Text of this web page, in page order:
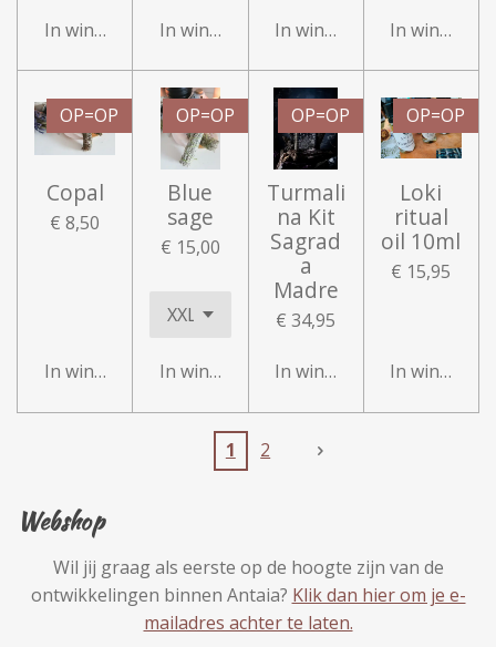
In winkelwagenIn winkelwagenIn winkelwagen
In
OP=OP
Copal
€ 8,50
In winkelwagen
OP=OP
Blue
sage
€ 15,00
In winkelwagen
OP=OP
Turmali
na Kit
Sagrad
a
Madre
€ 34,95
In winkelwagen
OP=OP
Loki
ritual
oil 10ml
€ 15,95
In
1 2
Webshop
Wil jij graag als eerste op de hoogte zijn van de
ontwikkelingen binnen Antaia? Klik dan hier om je e-
mailadres achter te laten.